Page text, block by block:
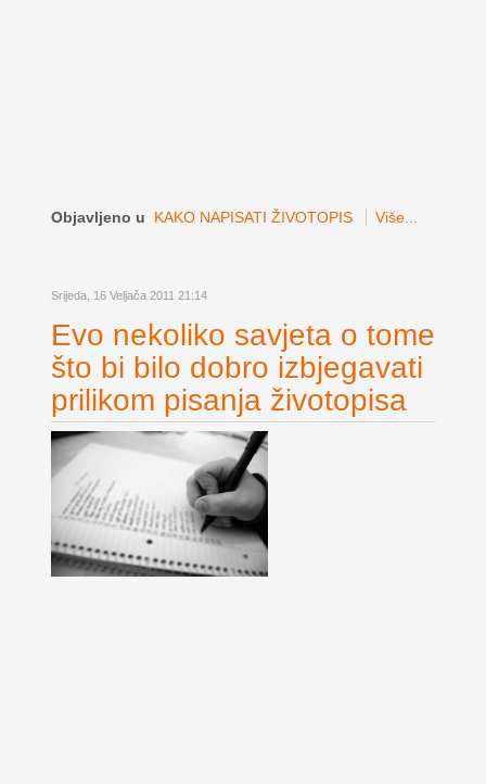
Objavljeno u KAKO NAPISATI ŽIVOTOPIS Više...
Srijeda, 16 Veljača 2011 21:14
Evo nekoliko savjeta o tome
što bi bilo dobro izbjegavati
prilikom pisanja životopisa